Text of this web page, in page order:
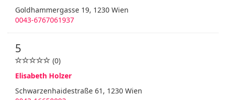
Goldhammergasse 19, 1230 Wien
0043-6767061937
5
(0)
Elisabeth Holzer
Schwarzenhaidestraße 61, 1230 Wien